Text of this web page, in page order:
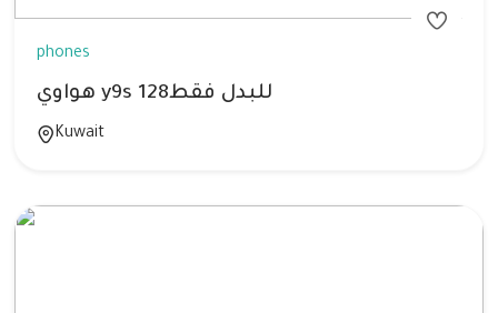
phones
هواوي y9s للبدل فقط128
Kuwait